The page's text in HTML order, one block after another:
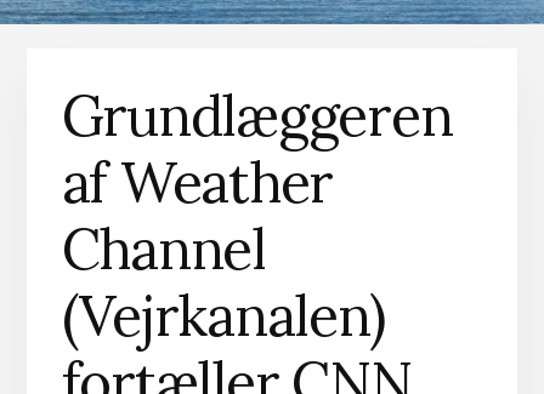
Grundlæggeren
af Weather
Channel
(Vejrkanalen)